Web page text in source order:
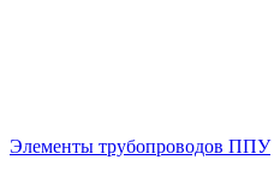
Элементы трубопроводов ППУ